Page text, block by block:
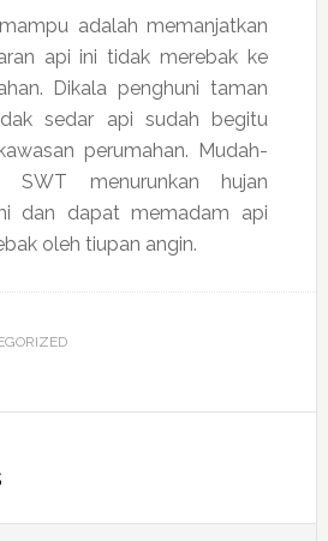
adalah memanjatkan
api ini tidak merebak ke
Dikala penghuni taman
sedar api sudah begitu
perumahan. Mudah-
SWT menurunkan hujan
dan dapat memadam api
oleh tiupan angin.